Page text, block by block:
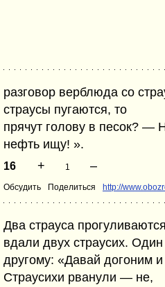
разговор верблюда со
страусы пугаются, то
прячут голову в песок? —
нефть ищу! ».
16 + 1 –
Обсудить Поделиться http://
Два страуса
вдали двух страусих.
другому: «Давай догоним
Страусихи рванули — не,